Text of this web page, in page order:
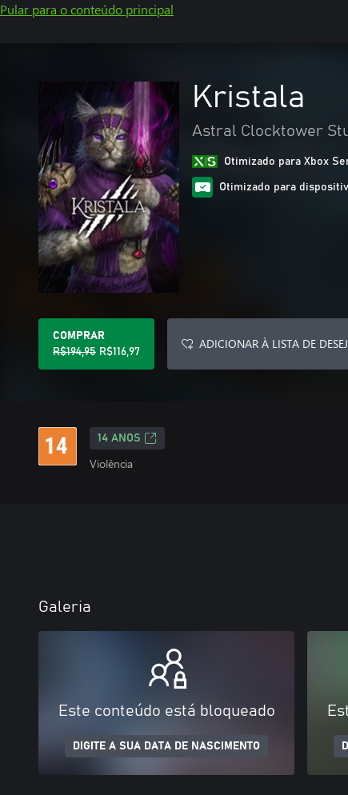
Pular para o conteúdo principal
Kristala
Astral Clocktower
Otimizado para Xbox
Otimizado para
COMPRAR
R$194,95 R$116,97
ADICIONAR À LISTA DE
14 ANOS
Violência
Galeria
Este conteúdo está bloqueado
DIGITE A SUA DATA DE NASCIMENTO